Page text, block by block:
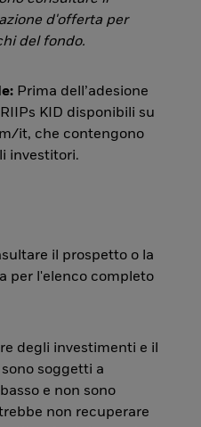
d'offerta per
del fondo.
Prima dell’adesione
KID disponibili su
it, che contengono
investitori.
il prospetto o la
per l'elenco completo
degli investimenti e il
soggetti a
e non sono
non recuperare